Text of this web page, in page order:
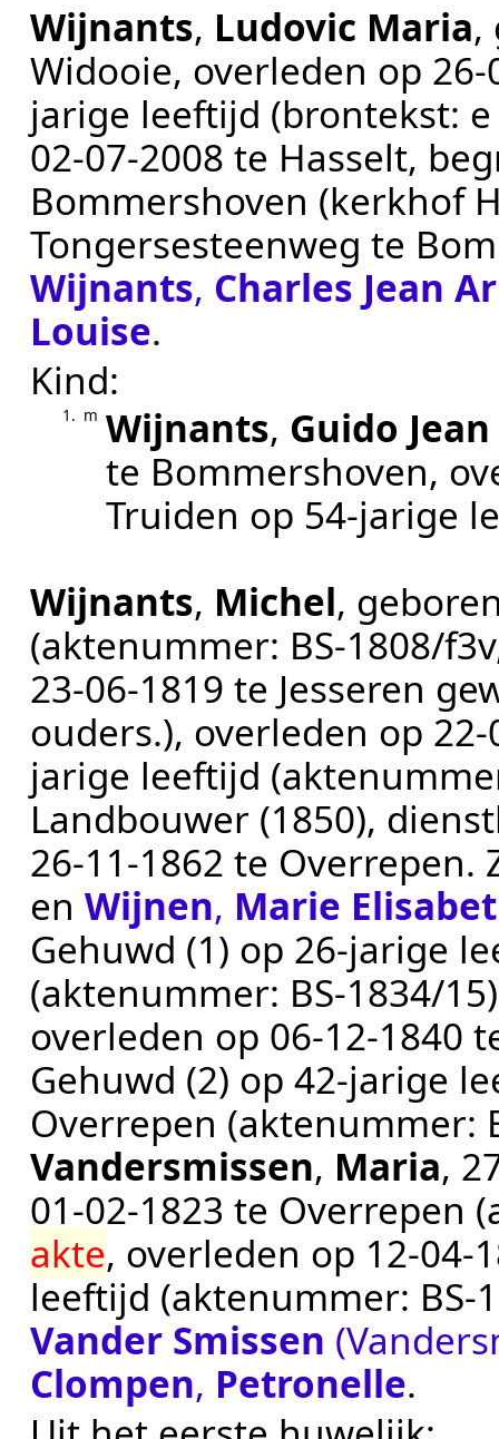
Wijnants, Ludovic Maria,
Widooie, overleden op
jarige leeftijd (brontekst:
02‑07‑2008 te Hasselt,
Bommershoven (kerkhof
Tongersesteenweg te
Wijnants, Charles Jean
Louise.
Kind:
1. m Wijnants, Guido
te Bommershoven,
Truiden op 54-jarige
Wijnants, Michel,
(aktenummer: BS-1808/f3v
23-06-1819 te Jesseren
ouders.), overleden op
jarige leeftijd
Landbouwer (1850),
26‑11‑1862 te Overrepen.
enWijnen, Marie
Gehuwd (1) op 26-jarige
(aktenummer: BS-1834/15
overleden op 06‑12‑1840
Gehuwd (2) op 42-jarige
Overrepen (aktenummer:
Vandersmissen, Maria,
01‑02‑1823 te Overrepen
akte, overleden op
leeftijd (aktenummer: BS-
Vander Smissen
Clompen, Petronelle.